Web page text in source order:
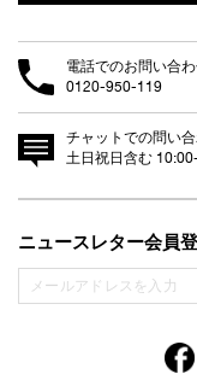
電話でのお問い合
0120-950-119
チャットでの問い
土日祝日含む
ニュースレター会員